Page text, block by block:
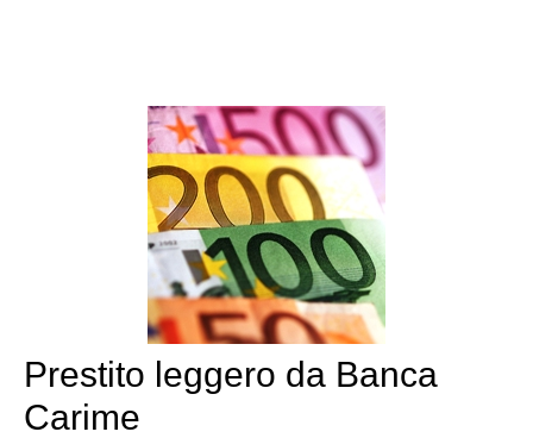
Prestito leggero da Banca
Carime